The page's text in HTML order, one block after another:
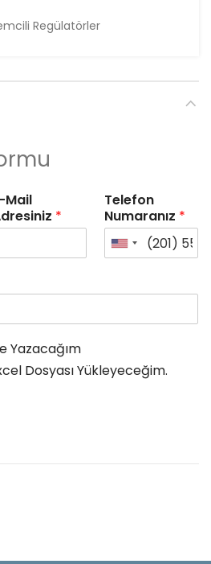
Regülatörler
Mail
*
Telefon
Numaranız *
Yazacağım
Dosyası Yükleyeceğim.